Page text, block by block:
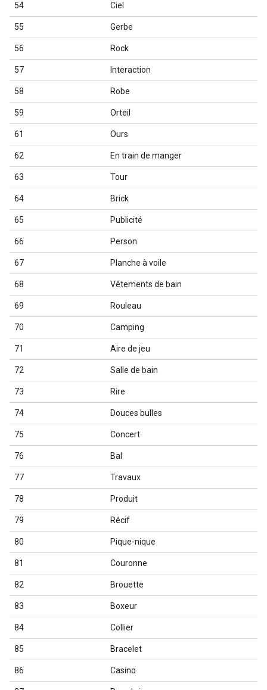
54 Ciel
55 Gerbe
56 Rock
57 Interaction
58 Robe
59 Orteil
61 Ours
62 En train de manger
63 Tour
64 Brick
65 Publicité
66 Person
67 Planche à voile
68 Vêtements de bain
69 Rouleau
70 Camping
71 Aire de jeu
72 Salle de bain
73 Rire
74 Douces bulles
75 Concert
76 Bal
77 Travaux
78 Produit
79 Récif
80 Pique-nique
81 Couronne
82 Brouette
83 Boxeur
84 Collier
85 Bracelet
86 Casino